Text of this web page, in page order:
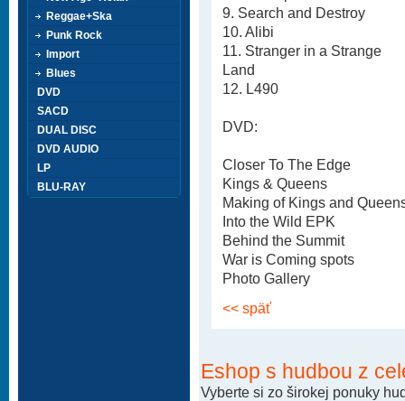
9. Search and Destroy
10. Alibi
11. Stranger in a Strange
Land
12. L490
DVD:
Closer To The Edge
Kings & Queens
Making of Kings and
Into the Wild EPK
Behind the Summit
War is Coming spots
Photo Gallery
<< späť
Eshop s hudbou z
Vyberte si zo širokej ponuky
Reggae+Ska
Punk Rock
Import
Blues
DVD
SACD
DUAL DISC
DVD AUDIO
LP
BLU-RAY